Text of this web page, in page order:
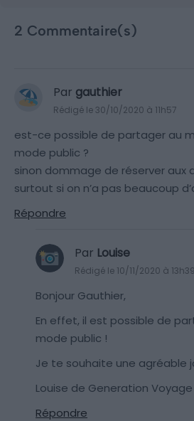
2 Commentaire(s)
Par gauthier
Rédigé le 30/10/2020 à 11h57
est-ce possible de partager au
mode public ?
sinon dommage de réserver aux
surtout si on n’a pas beaucoup
Répondre
Par Louise
Rédigé le 10/11/2020 à 13h39
Bonjour Gauthier,
En effet, il est possible de
mode public !
Je te souhaite une agréable
Louise de Generation Voyage
Répondre